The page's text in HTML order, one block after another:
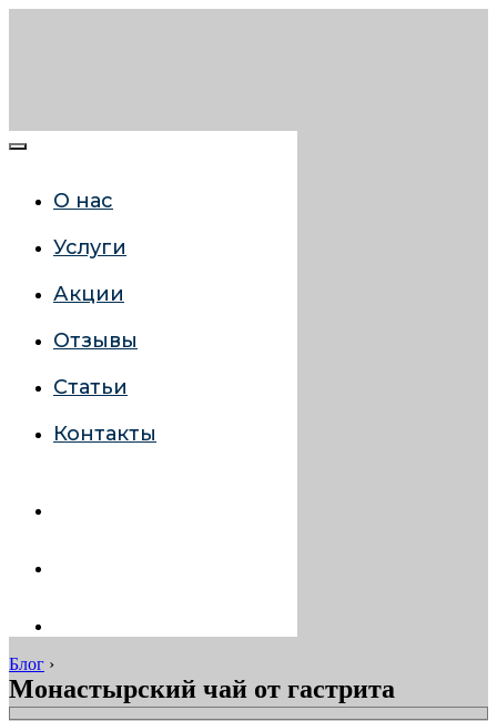
О нас
Услуги
Акции
Отзывы
Статьи
Контакты
Блог ›
Монастырский чай от гастрита